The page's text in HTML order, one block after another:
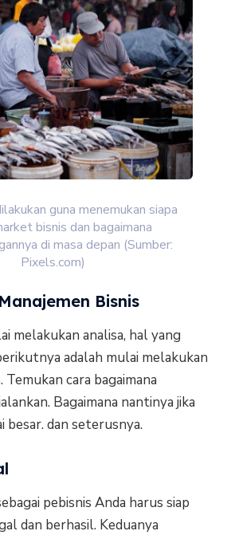
guna menemukan siapa
bisnis dan bagaimana
di masa depan (Sumber:
Pixels.com)
Bisnis
melakukan analisa, hal yang
adalah mulai melakukan
Temukan cara bagaimana
Bagaimana nantinya jika
besar. dan seterusnya.
pebisnis Anda harus siap
dan berhasil. Keduanya